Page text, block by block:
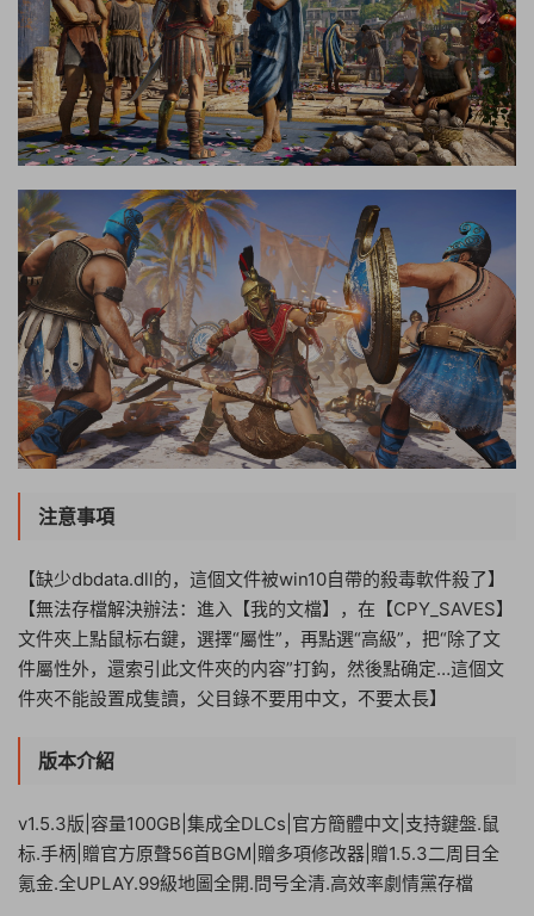
注意事項
【缺少dbdata.dll的，這個文件被win10自帶的殺毒軟件殺了】
【無法存檔解決辦法：進入【我的文檔】，在【CPY_SAVES】
文件夾上點鼠标右鍵，選擇“屬性”，再點選“高級”，把“除了文
件屬性外，還索引此文件夾的内容”打鈎，然後點确定…這個文
件夾不能設置成隻讀，父目錄不要用中文，不要太長】
版本介紹
v1.5.3版|容量100GB|集成全DLCs|官方簡體中文|支持鍵盤.鼠
标.手柄|贈官方原聲56首BGM|贈多項修改器|贈1.5.3二周目全
氪金.全UPLAY.99級地圖全開.問号全清.高效率劇情黨存檔